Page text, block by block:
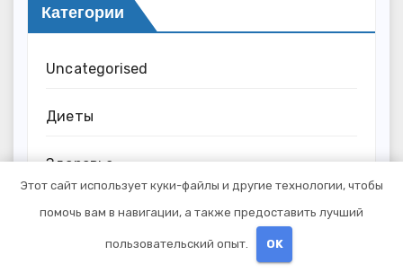
Категории
Uncategorised
Диеты
Здоровье
Мода и красота
Этот сайт использует куки-файлы и другие технологии, чтобы
помочь вам в навигации, а также предоставить лучший
пользовательский опыт. OK